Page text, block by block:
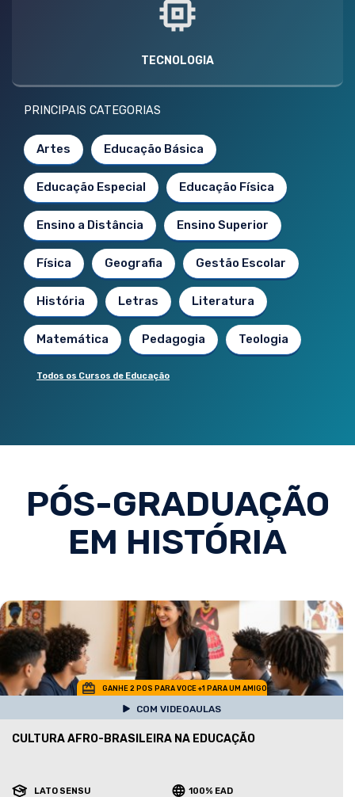
TECNOLOGIA
PRINCIPAIS CATEGORIAS
Artes Educação Básica
Educação Especial Educação Física
Ensino a Distância Ensino Superior
Física Geografia Gestão Escolar
História Letras Literatura
Matemática Pedagogia Teologia
Todos os Cursos de Educação
PÓS-GRADUAÇÃO
EM HISTÓRIA
GANHE 2 POS PARA VOCE +1 PARA UM AMIGO
COM VIDEOAULAS
CULTURA AFRO-BRASILEIRA NA EDUCAÇÃO
LATO SENSU 100% EAD